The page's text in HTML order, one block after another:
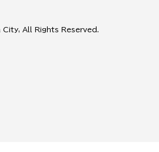
All Rights Reserved.